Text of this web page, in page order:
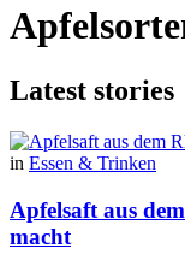
Latest stories
in Essen & Trinken
Apfelsaft aus
macht